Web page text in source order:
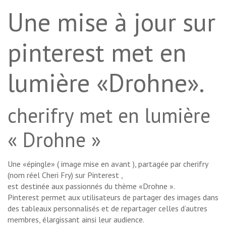
Une mise à jour sur
pinterest met en
lumière «Drohne».
cherifry met en lumière
« Drohne »
Une «épingle» ( image mise en avant ), partagée par cherifry
(nom réel Cheri Fry) sur Pinterest ,
est destinée aux passionnés du thème «Drohne ».
Pinterest permet aux utilisateurs de partager des images dans
des tableaux personnalisés et de repartager celles d’autres
membres, élargissant ainsi leur audience.